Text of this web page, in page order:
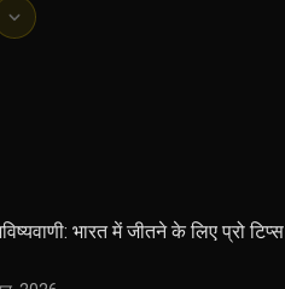
भारत में जीतने के लिए प्रो टिप्स